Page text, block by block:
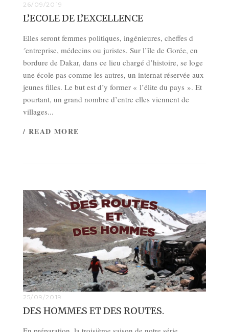
26/09/2019
L’ECOLE DE L’EXCELLENCE
Elles seront femmes politiques, ingénieures, cheffes d
´entreprise, médecins ou juristes. Sur l’île de Gorée, en
bordure de Dakar, dans ce lieu chargé d’histoire, se loge
une école pas comme les autres, un internat réservée aux
jeunes filles. Le but est d’y former « l’élite du pays ». Et
pourtant, un grand nombre d’entre elles viennent de
villages...
/ READ MORE
25/09/2019
DES HOMMES ET DES ROUTES.